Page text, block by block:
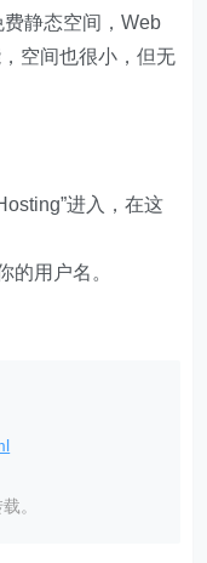
静态空间，Web
空间也很小，但无
进入，在这
的用户名。
。